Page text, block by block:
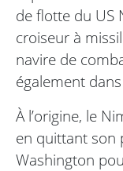
de flotte du US
croiseur à
navire de
également
À l’origine, le
en quittant son
Washington